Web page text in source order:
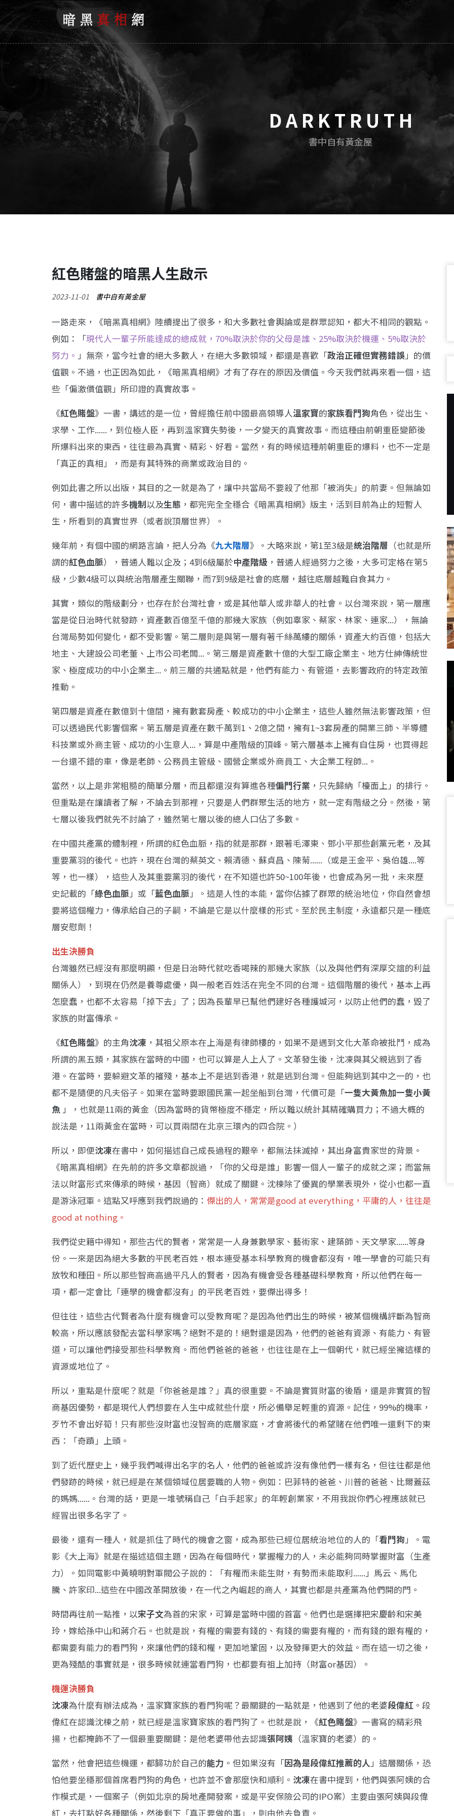
D A R K T R U T H
書中自有黃金屋
紅色賭盤的暗黑人生啟示
2023-11-01 書中自有黃金屋
一路走來，《暗黑真相網》陸續提出了很多，和大多數社會輿論或是群眾認知，都大不相同的觀點。
例如：「現代人一輩子所能達成的總成就，70%取決於你的父母是誰、25%取決於機運、5%取決於
努力。 」無奈，當今社會的絕大多數人，在絕大多數領域，都還是喜歡「政治正確但實務錯誤」的價
值觀。不過，也正因為如此，《暗黑真相網》才有了存在的原因及價值。今天我們就再來看一個，這
些「偏激價值觀」所印證的真實故事。
《紅色賭盤》一書，講述的是一位，曾經擔任前中國最高領導人溫家寶的家族看門狗角色，從出生、
求學、工作......，到位極人臣，再到溫家寶失勢後，一夕變天的真實故事。而這種由前朝重臣變節後
所爆料出來的東西，往往最為真實、精彩、好看。當然，有的時候這種前朝重臣的爆料，也不一定是
「真正的真相」，而是有其特殊的商業或政治目的。
例如此書之所以出版，其目的之一就是為了，讓中共當局不要殺了他那「被消失」的前妻。但無論如
何，書中描述的許多機制以及生態 ，都完完全全穩合《暗黑真相網》版主，活到目前為止的短暫人
生，所看到的真實世界（或者說頂層世界）。
幾年前，有個中國的網路言論，把人分為《九大階層》。大略來說，第1至3級是統治階層 （也就是所
謂的紅色血脈），普通人難以企及；4到6級屬於中產階級 ，普通人經過努力之後，大多可定格在第5
級，少數4級可以與統治階層產生關聯，而7到9級是社會的底層，越往底層越難自食其力。
其實，類似的階級劃分，也存在於台灣社會，或是其他華人或非華人的社會。以台灣來說，第一層應
當是從日治時代就發跡，資產數百億至千億的那幾大家族（例如辜家、蔡家、林家、連家...），無論
台灣局勢如何變化，都不受影響。第二層則是與第一層有著千絲萬縷的關係，資產大約百億，包括大
地主、大建設公司老董、上市公司老闆...。第三層是資產數十億的大型工廠企業主、地方仕紳傳統世
家、極度成功的中小企業主...。前三層的共通點就是，他們有能力、有管道，去影響政府的特定政策
推動。
第四層是資產在數億到十億間，擁有數套房產、較成功的中小企業主，這些人雖然無法影響政策，但
可以透過民代影響個案。第五層是資產在數千萬到1、2億之間，擁有1~3套房產的開業三師、半導體
科技業或外商主管、成功的小生意人...，算是中產階級的頂峰。第六層基本上擁有自住房，也買得起
一台還不錯的車，像是老師、公務員主管級、國營企業或外商員工、大企業工程師...。
當然，以上是非常粗糙的簡單分層，而且都還沒有算進各種偏門行業 ，只先歸納「檯面上」的排行。
但重點是在讓讀者了解，不論去到那裡，只要是人們群聚生活的地方，就一定有階級之分。然後，第
七層以後我們就先不討論了，雖然第七層以後的總人口佔了多數。
在中國共產黨的體制裡，所謂的紅色血脈，指的就是那群，跟著毛澤東、鄧小平那些創黨元老，及其
重要黨羽的後代。也許，現在台灣的蔡英文、賴清德、蘇貞昌、陳菊......（或是王金平、吳伯雄....等
等，也一樣），這些人及其重要黨羽的後代，在不知道也許50~100年後，也會成為另一批，未來歷
史記載的「綠色血脈」或「藍色血脈」。這是人性的本能，當你佔據了群眾的統治地位，你自然會想
要將這個權力，傳承給自己的子嗣，不論是它是以什麼樣的形式。至於民主制度，永遠都只是一種底
層安慰劑！
出生決勝負
台灣雖然已經沒有那麼明顯，但是日治時代就吃香喝辣的那幾大家族（以及與他們有深厚交誼的利益
關係人），到現在仍然是養尊處優，與一般老百姓活在完全不同的台灣。這個階層的後代，基本上再
怎麼蠢，也都不太容易「掉下去」了；因為長輩早已幫他們建好各種護城河，以防止他們的蠢，毀了
家族的財富傳承。
《紅色賭盤》的主角沈凍 ，其祖父原本在上海是有律師樓的，如果不是遇到文化大革命被批鬥，成為
所謂的黑五類，其家族在當時的中國，也可以算是人上人了。文革發生後，沈凍與其父親逃到了香
港。在當時，要躲避文革的摧殘，基本上不是逃到香港，就是逃到台灣。但能夠逃到其中之一的，也
都不是隨便的凡夫俗子。如果在當時要跟國民黨一起坐船到台灣，代價可是「一隻大黃魚加一隻小黃
魚 」，也就是11兩的黃金（因為當時的貨幣極度不穩定，所以難以統計其精確購買力；不過大概的
說法是，11兩黃金在當時，可以買兩間在北京三環內的四合院。）
所以，即便沈凍在書中，如何描述自己成長過程的艱辛，都無法抹滅掉，其出身富貴家世的背景。
《暗黑真相網》在先前的許多文章都說過，「你的父母是誰」影響一個人一輩子的成就之深；而當無
法以財富形式來傳承的時候，基因（智商）就成了關鍵。沈棟除了優異的學業表現外，從小也都一直
是游泳冠軍。這點又呼應到我們說過的： 傑出的人，常常是good at everything，平庸的人，往往是
good at nothing。
我們從史籍中得知，那些古代的賢者，常常是一人身兼數學家、藝術家、建築師、天文學家......等身
份。一來是因為絕大多數的平民老百姓，根本連受基本科學教育的機會都沒有，唯一學會的可能只有
放牧和種田。所以那些智商高過平凡人的賢者，因為有機會受各種基礎科學教育，所以他們在每一
項，都一定會比「連學的機會都沒有」的平民老百姓，要傑出得多！
但往往，這些古代賢者為什麼有機會可以受教育呢？是因為他們出生的時候，被某個機構評斷為智商
較高，所以應該發配去當科學家嗎？絕對不是的！絕對還是因為，他們的爸爸有資源、有能力、有管
道，可以讓他們接受那些科學教育。而他們爸爸的爸爸，也往往是在上一個朝代，就已經坐擁這樣的
資源或地位了。
所以，重點是什麼呢？就是「你爸爸是誰？」真的很重要。不論是實質財富的後盾，還是非實質的智
商基因優勢，都是現代人們想要在人生中成就些什麼，所必備舉足輕重的資源。記住，99%的機率，
歹竹不會出好筍！只有那些沒財富也沒智商的底層家庭，才會將後代的希望賭在他們唯一還剩下的東
西：「奇蹟」上頭。
到了近代歷史上，幾乎我們喊得出名字的名人，他們的爸爸或許沒有像他們一樣有名，但往往都是他
們發跡的時候，就已經是在某個領域位居要職的人物。例如：巴菲特的爸爸、川普的爸爸、比爾蓋茲
的媽媽......。台灣的話，更是一堆號稱自己「白手起家」的年輕創業家，不用我說你們心裡應該就已
經冒出很多名字了。
最後，還有一種人，就是抓住了時代的機會之窗，成為那些已經位居統治地位的人的「看門狗」。電
影《大上海》就是在描述這個主題，因為在每個時代，掌握權力的人，未必能夠同時掌握財富（生產
力）。如同電影中黃曉明對軍閥公子說的：「有權而未能生財，有勢而未能取利......」馬云、馬化
騰、許家印...這些在中國改革開放後，在一代之內崛起的商人，其實也都是共產黨為他們開的門。
時間再往前一點推，以宋子文為首的宋家，可算是當時中國的首富。他們也是選擇把宋慶齡和宋美
玲，嫁給孫中山和蔣介石。也就是說，有權的需要有錢的、有錢的需要有權的，而有錢的跟有權的，
都需要有能力的看門狗，來讓他們的錢和權，更加地鞏固，以及發揮更大的效益。而在這一切之後，
更為殘酷的事實就是，很多時候就連當看門狗，也都要有祖上加持（財富or基因）。
機運決勝負
沈凍為什麼有辦法成為，溫家寶家族的看門狗呢？最關鍵的一點就是，他遇到了他的老婆段偉紅 。段
偉紅在認識沈棟之前，就已經是溫家寶家族的看門狗了。也就是說，《紅色賭盤》一書寫的精彩飛
揚，也都掩飾不了一個最重要關鍵：是他老婆帶他去認識張阿姨 （溫家寶的老婆）的。
當然，他會把這些機運，都歸功於自己的能力 。但如果沒有「因為是段偉紅推薦的人」這層關係，恐
怕他要坐穩那個首席看門狗的角色，也許並不會那麼快和順利。 沈凍在書中提到，他們與張阿姨的合
作模式是，一個案子（例如北京的房地產開發案，或是平安保險公司的IPO案）主要由張阿姨與段偉
紅，去打點好各種關係，然後剩下「真正要做的事」，則由他去負責。